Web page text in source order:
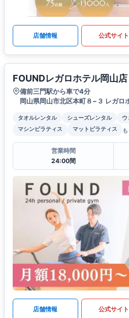
店舗情報 公式サイト
FOUNDレガロホテル岡山店
備前三門駅から車で4分
岡山県岡山市北区本町８−３ レガロ
タオルレンタル シューズレンタル
ウ
マシンピラティス
マットピラティス
営業時間
24:00間
店舗情報 公式サイト